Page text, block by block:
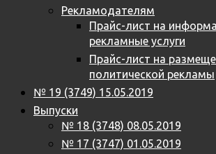
Рекламодателям
Прайс-лист на
рекламные услуги
Прайс-лист на
политической рекламы
№ 19 (3749) 15.05.2019
Выпуски
№ 18 (3748) 08.05.2019
№ 17 (3747) 01.05.2019